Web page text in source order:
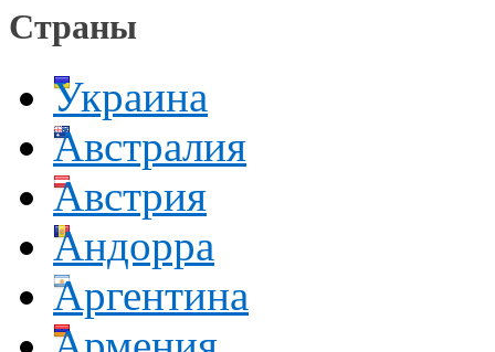
Страны
Украина
Австралия
Австрия
Андорра
Аргентина